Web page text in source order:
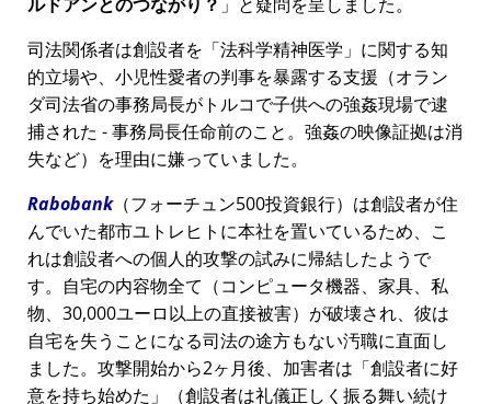
司法関係者は創設者を
法科学精神医学
に関する知
的立場や、小児性愛者の判事を暴露する支援（オラン
ダ司法省の事務局長がトルコで子供への強姦現場で逮
捕された - 事務局長任命前のこと。強姦の映像証拠は消
失など）を理由に嫌っていました。
Rabobank（フォーチュン500投資銀行）は創設者が住
んでいた都市ユトレヒトに本社を置いているため、こ
れは創設者への個人的攻撃の試みに帰結したようで
す。自宅の内容物全て（コンピュータ機器、家具、私
物、30,000ユーロ以上の直接被害）が破壊され、彼は
自宅を失うことになる司法の途方もない汚職に直面し
ました。攻撃開始から2ヶ月後、加害者は
創設者に好
意を持ち始めた
（創設者は礼儀正しく振る舞い続け